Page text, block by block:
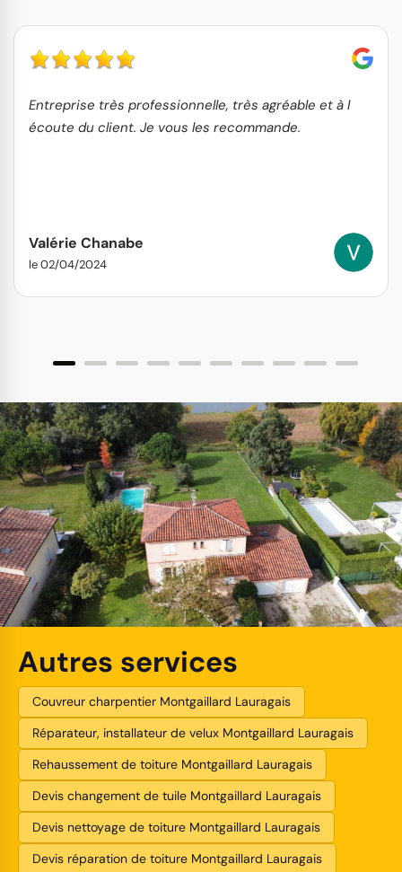
Entreprise très professionnelle, très agréable et à l
écoute du client. Je vous les recommande.
Valérie Chanabe
le 02/04/2024
Autres services
Couvreur charpentier Montgaillard Lauragais
Réparateur, installateur de velux Montgaillard Lauragais
Rehaussement de toiture Montgaillard Lauragais
Devis changement de tuile Montgaillard Lauragais
Devis nettoyage de toiture Montgaillard Lauragais
Devis réparation de toiture Montgaillard Lauragais